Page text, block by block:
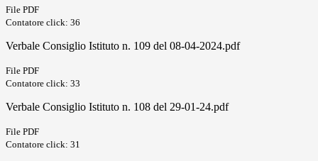
File PDF
Contatore click: 36
Verbale Consiglio Istituto n. 109 del 08-04-2024.pdf
File PDF
Contatore click: 33
Verbale Consiglio Istituto n. 108 del 29-01-24.pdf
File PDF
Contatore click: 31